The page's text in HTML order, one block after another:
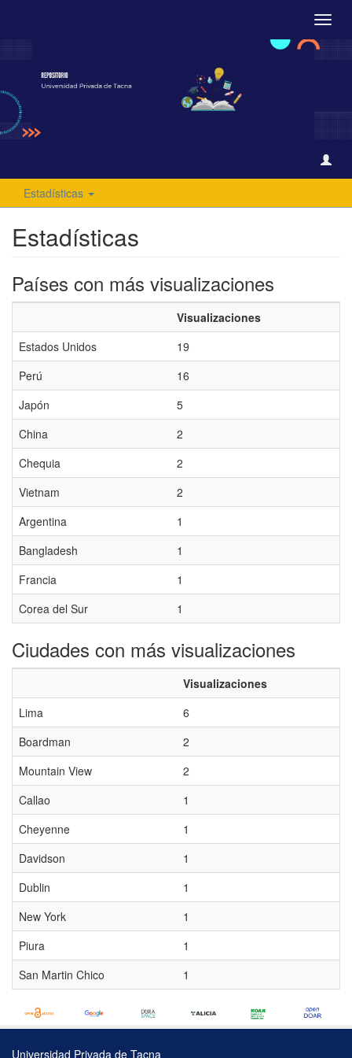
Estadísticas
Estadísticas
Países con más visualizaciones
Visualizaciones
Estados Unidos
19
Perú
16
Japón
5
China
2
Chequia
2
Vietnam
2
Argentina
1
Bangladesh
1
Francia
1
Corea del Sur
1
Ciudades con más visualizaciones
Visualizaciones
Lima
6
Boardman
2
Mountain View
2
Callao
1
Cheyenne
1
Davidson
1
Dublin
1
New York
1
Piura
1
San Martin Chico
1
Universidad Privada de Tacna